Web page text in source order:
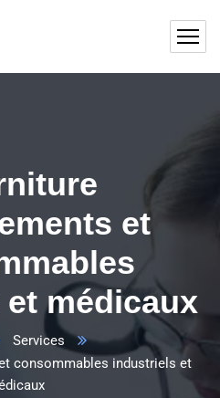
et
médicaux
Services
consommables industriels et